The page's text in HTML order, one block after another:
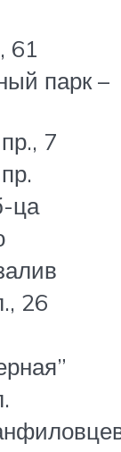
61
парк –
7
ца
26